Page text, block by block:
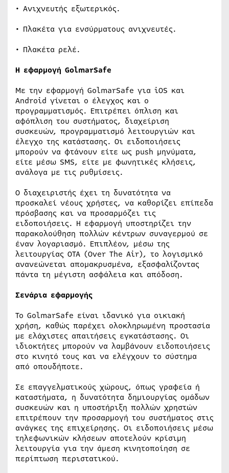
• Ανιχνευτής εξωτερικός.
• Πλακέτα για ενσύρματους ανιχνευτές.
• Πλακέτα ρελέ.
Η εφαρμογή GolmarSafe
Με την εφαρμογή GolmarSafe για iOS και
Android γίνεται ο έλεγχος και ο
προγραμματισμός. Επιτρέπει όπλιση και
αφόπλιση του συστήματος, διαχείριση
συσκευών, προγραμματισμό λειτουργιών και
έλεγχο της κατάστασης. Οι ειδοποιήσεις
μπορούν να φτάνουν είτε ως push μηνύματα,
είτε μέσω SMS, είτε με φωνητικές κλήσεις,
ανάλογα με τις ρυθμίσεις.
Ο διαχειριστής έχει τη δυνατότητα να
προσκαλεί νέους χρήστες, να καθορίζει επίπεδα
πρόσβασης και να προσαρμόζει τις
ειδοποιήσεις. Η εφαρμογή υποστηρίζει την
παρακολούθηση πολλών κέντρων συναγερμού σε
έναν λογαριασμό. Επιπλέον, μέσω της
λειτουργίας OTA (Over The Air), το λογισμικό
ανανεώνεται απομακρυσμένα, εξασφαλίζοντας
πάντα τη μέγιστη ασφάλεια και απόδοση.
Σενάρια εφαρμογής
Το GolmarSafe είναι ιδανικό για οικιακή
χρήση, καθώς παρέχει ολοκληρωμένη προστασία
με ελάχιστες απαιτήσεις εγκατάστασης. Οι
ιδιοκτήτες μπορούν να λαμβάνουν ειδοποιήσεις
στο κινητό τους και να ελέγχουν το σύστημα
από οπουδήποτε.
Σε επαγγελματικούς χώρους, όπως γραφεία ή
καταστήματα, η δυνατότητα δημιουργίας ομάδων
συσκευών και η υποστήριξη πολλών χρηστών
επιτρέπουν την προσαρμογή του συστήματος στις
ανάγκες της επιχείρησης. Οι ειδοποιήσεις μέσω
τηλεφωνικών κλήσεων αποτελούν κρίσιμη
λειτουργία για την άμεση κινητοποίηση σε
περίπτωση περιστατικού.